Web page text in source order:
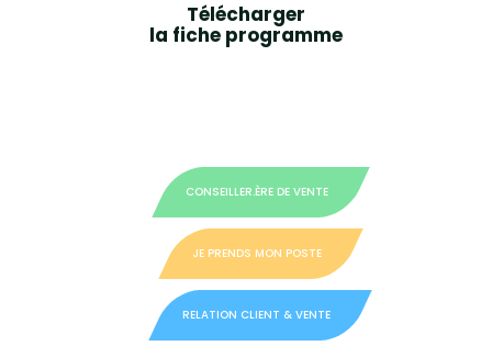
Télécharger
la fiche programme
CONSEILLER.ÈRE DE VENTE
JE PRENDS MON POSTE
RELATION CLIENT & VENTE